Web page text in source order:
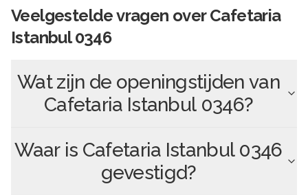
Veelgestelde vragen overCafetaria
Istanbul 0346
Wat zijn de openingstijden van
Cafetaria Istanbul 0346?
Waar is Cafetaria Istanbul 0346
gevestigd?